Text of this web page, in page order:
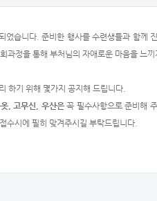
습니다. 준비한 행사를 수련생들과 함께
정을 통해 부처님의 자애로운 마음을 느끼
하기 위해 몇가지 공지해 드립니다.
, 고무신, 우산은꼭 필수사항으로 준비해
수시에 필히 맞겨주시길 부탁드립니다.